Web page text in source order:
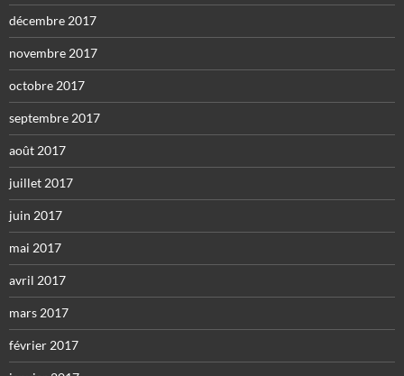
décembre 2017
novembre 2017
octobre 2017
septembre 2017
août 2017
juillet 2017
juin 2017
mai 2017
avril 2017
mars 2017
février 2017